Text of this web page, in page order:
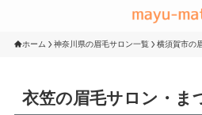
ホーム 神奈川県の眉毛サロン一覧 横須賀市の
衣笠の眉毛サロン・ま